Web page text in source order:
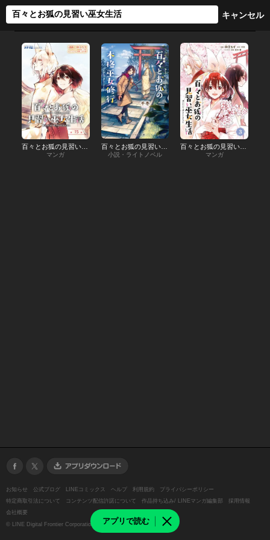
アプリで読む
マンガ
百々とお狐の見習い巫女生活
小説・ライトノベル マンガ
お知らせ 公式ブログ LINEコミックス ヘルプ 利用規約
プライバシーポリシー
特定商取引法について
コンテンツ配信許諾について 作品持ち込み/ LINEマンガ編集部
採用情報
会社概要
© LINE Digital Frontier Corporation